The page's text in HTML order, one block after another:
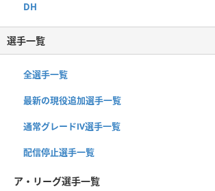
DH
選手一覧
全選手一覧
最新の現役追加選手一覧
通常グレードⅣ選手一覧
配信停止選手一覧
ア・リーグ選手一覧